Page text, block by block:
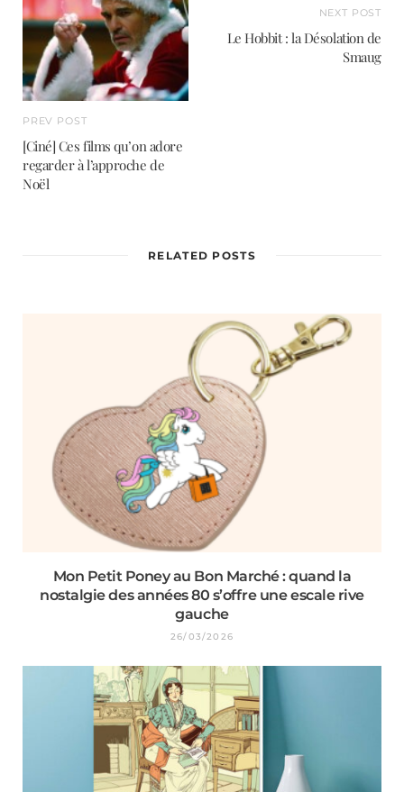
PREV POST
[Ciné] Ces films qu’on adore
regarder à l’approche de
Noël
NEXT POST
Le Hobbit : la Désolation de
Smaug
RELATED POSTS
Mon Petit Poney au Bon Marché : quand la
nostalgie des années 80 s’offre une escale rive
gauche
26/03/2026